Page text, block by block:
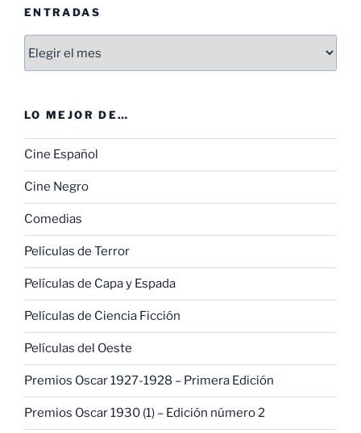
ENTRADAS
LO MEJOR DE…
Cine Español
Cine Negro
Comedias
Películas de Terror
Películas de Capa y Espada
Películas de Ciencia Ficción
Películas del Oeste
Premios Oscar 1927-1928 – Primera Edición
Premios Oscar 1930 (1) – Edición número 2